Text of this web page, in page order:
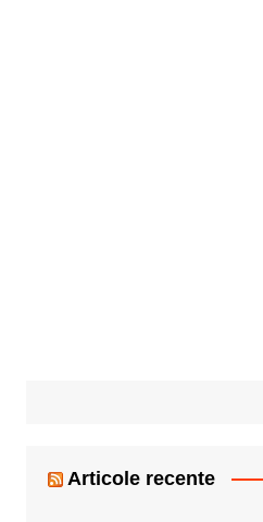
Articole recente